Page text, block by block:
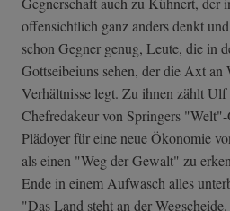
offensichtlich ganz anders denkt
schon Gegner genug, Leute, die in
Gottseibeiuns sehen, der die Axt an
Verhältnisse legt. Zu ihnen zählt
Chefredakeur von Springers
Plädoyer für eine neue Ökonomie
als einen "Weg der Gewalt" zu
Ende in einem Aufwasch alles
"Das Land steht an der